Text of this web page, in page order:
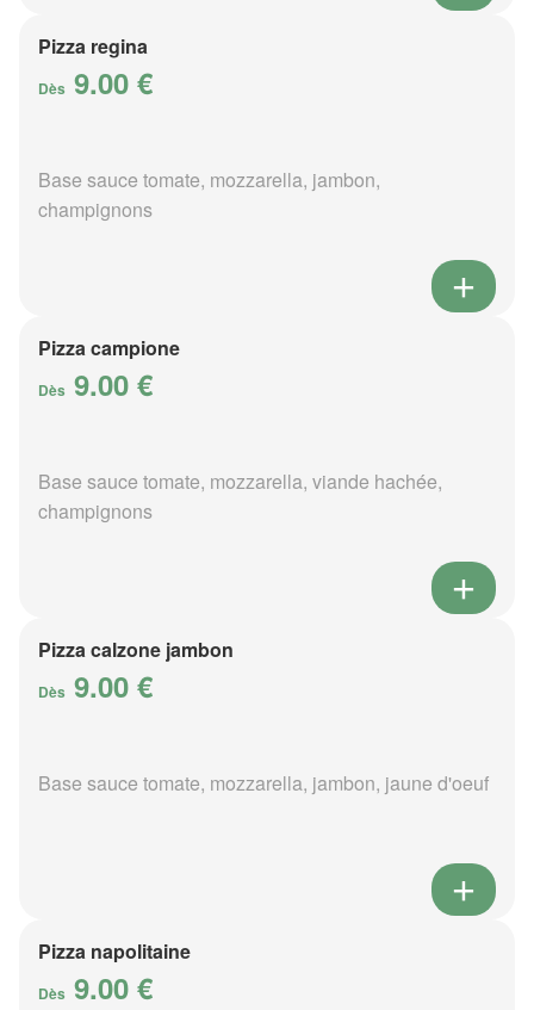
Pizza regina
Dès 9.00 €
Base sauce tomate, mozzarella, jambon,
champignons
Pizza campione
Dès 9.00 €
Base sauce tomate, mozzarella, viande hachée,
champignons
Pizza calzone jambon
Dès 9.00 €
Base sauce tomate, mozzarella, jambon, jaune d'oeuf
Pizza napolitaine
Dès 9.00 €